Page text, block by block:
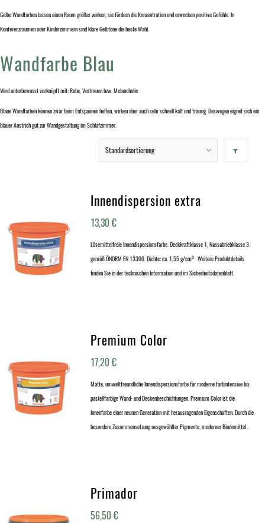
Gelbe Wandfarben lassen einen Raum größer wirken, sie fördern die Konzentration und erwecken positive Gefühle. In
Konferenzräumen oder Kinderzimmern sind klare Gelbtöne die beste Wahl.
Wandfarbe Blau
Wird unterbewusst verknüpft mit: Ruhe, Vertrauen bzw. Melancholie
Blaue Wandfarben können zwar beim Entspannen helfen, wirken aber auch sehr schnell kalt und traurig. Deswegen eignet sich ein
blauer Anstrich gut zur Wandgestaltung im Schlafzimmer.
Innendispersion extra
13,30€
Lösemittelfreie Innendispersionsfarbe. Deckkraftklasse 1, Nassabriebklasse 3
gemäß ÖNORM EN 13300. Dichte: ca. 1,55 g/cm³ Weitere Produktdetails
finden Sie in der technischen Information und im Sicherheitsdatenblatt.
Premium Color
17,20€
Matte, umweltfreundliche Innendispersionsfarbe für moderne farbintensive bis
pastellfarbige Wand- und Deckenbeschichtungen. Premium Color ist die
Innenfarbe einer neunen Generation mit herausragenden Eigenschaften. Durch die
besondere Zusammensetzung ausgewählter Pigmente, moderner Bindemittel…
Primador
56,50€